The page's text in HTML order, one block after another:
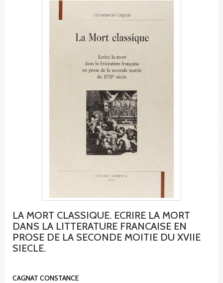
LA MORT CLASSIQUE. ECRIRE LA MORT
DANS LA LITTERATURE FRANCAISE EN
PROSE DE LA SECONDE MOITIE DU XVIIE
SIECLE.
CAGNAT CONSTANCE